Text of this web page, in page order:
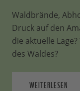
Waldbrände,
Druck auf den
die aktuelle
des Waldes?
WEITERLESEN